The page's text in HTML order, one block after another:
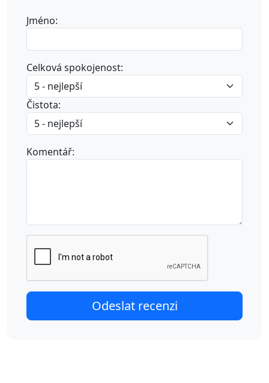
Jméno:
Celková spokojenost:
Čistota:
Komentář: